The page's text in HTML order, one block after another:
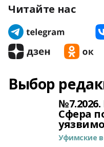
Читайте нас
Выбор
Сфера
Уфимские